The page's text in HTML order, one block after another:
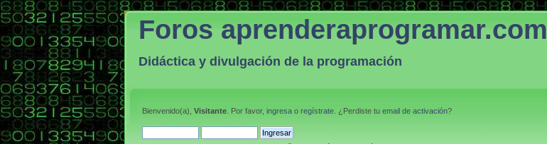
Foros aprenderaprogramar.com
Didáctica y divulgación de la programación
Bienvenido(a), Visitante . Por favor, ingresa o regístrate . ¿Perdiste tu email de activación?